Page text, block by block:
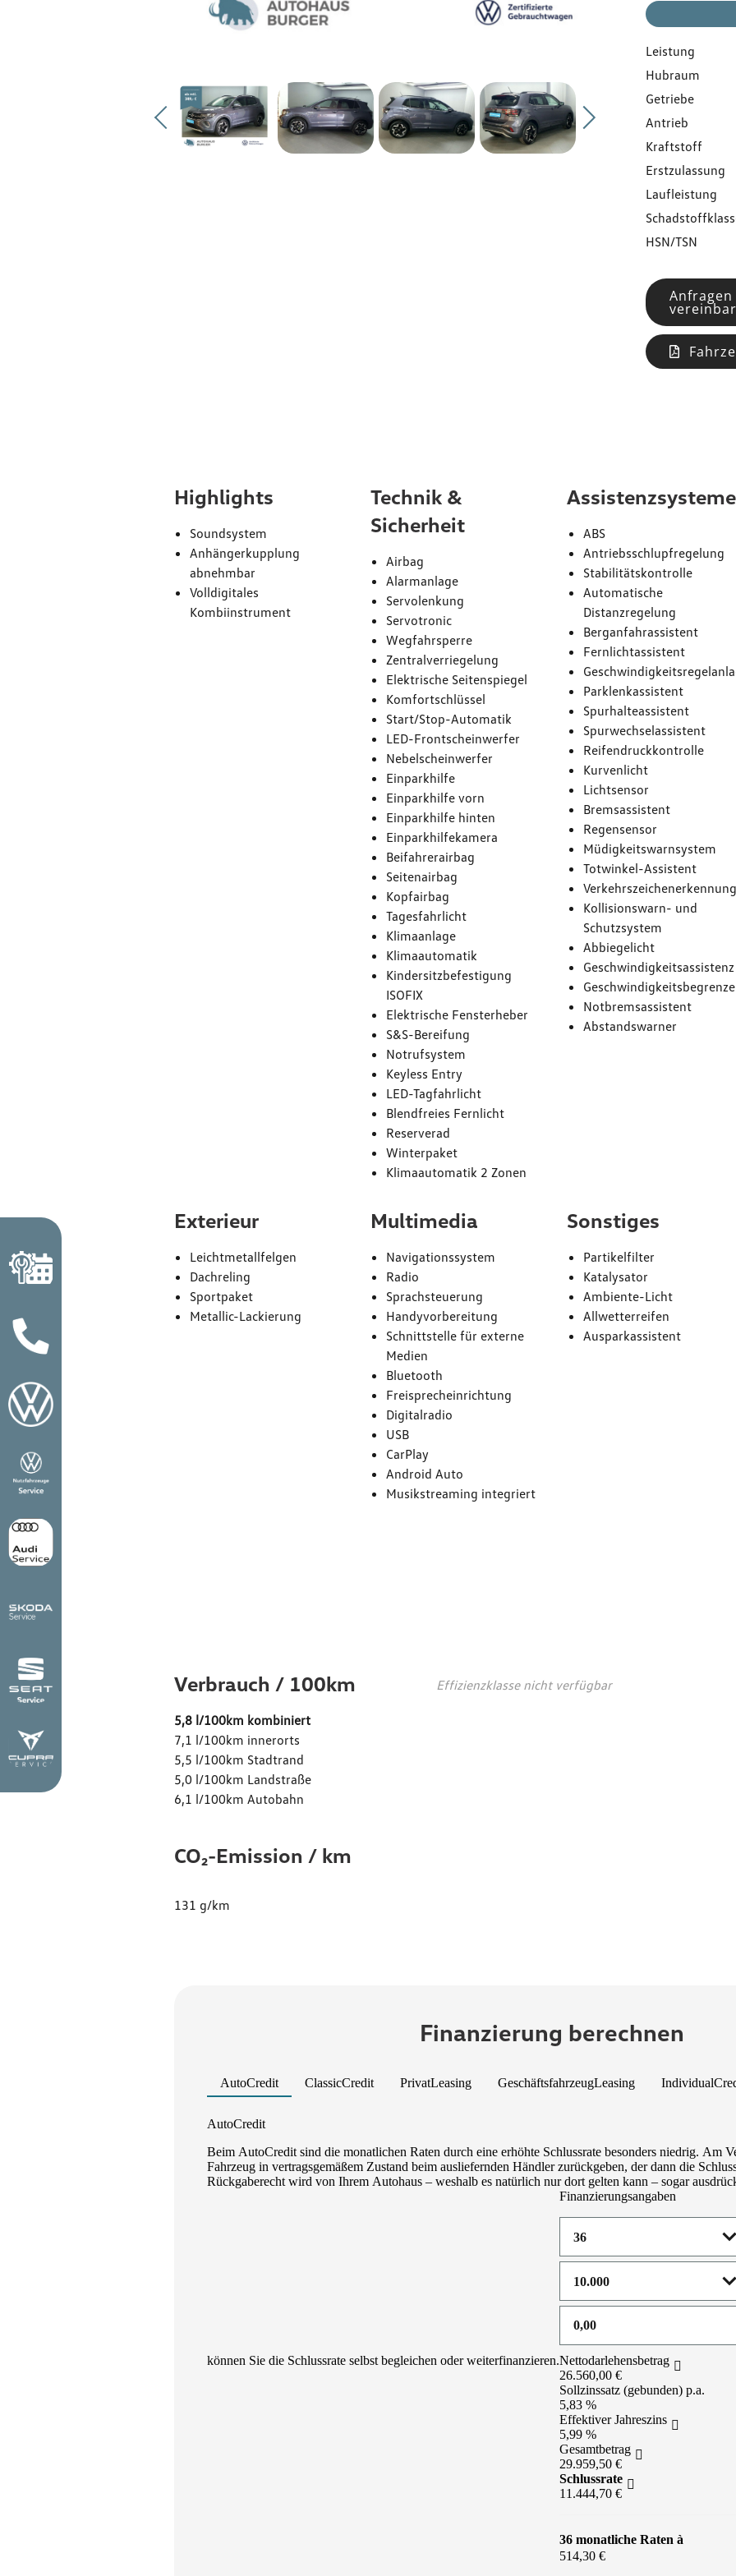
Über uns
Leistung
Hubraum
Getriebe
Antrieb
Kraftstoff
Erstzulassung
Laufleistung
HSN/TSN
Highlights
Soundsystem
Anhängerkupplung
abnehmbar
Volldigitales
Kombiinstrument
Technik &
Sicherheit
Airbag
Alarmanlage
Servolenkung
Servotronic
Wegfahrsperre
Zentralverriegelung
Elektrische Seitenspiegel
Komfortschlüssel
Start/Stop-Automatik
LED-Frontscheinwerfer
Nebelscheinwerfer
Einparkhilfe
Einparkhilfe vorn
Einparkhilfe hinten
Einparkhilfekamera
Beifahrerairbag
Seitenairbag
Kopfairbag
Tagesfahrlicht
Klimaanlage
Klimaautomatik
Kindersitzbefestigung
ISOFIX
Elektrische Fensterheber
S&S-Bereifung
Notrufsystem
Keyless Entry
LED-Tagfahrlicht
Blendfreies Fernlicht
Reserverad
Winterpaket
Klimaautomatik 2 Zonen
Assistenzsysteme
ABS
Antriebsschlupfregelung
Stabilitätskontrolle
Automatische
Distanzregelung
Berganfahrassistent
Fernlichtassistent
Parklenkassistent
Spurhalteassistent
Spurwechselassistent
Reifendruckkontrolle
Kurvenlicht
Lichtsensor
Bremsassistent
Regensensor
Müdigkeitswarnsystem
Totwinkel-Assistent
Verkehrszeichenerkennung
Kollisionswarn- und
Schutzsystem
Abbiegelicht
Geschwindigkeitsassistenz
Notbremsassistent
Abstandswarner
Exterieur
Leichtmetallfelgen
Dachreling
Sportpaket
Metallic-Lackierung
Multimedia
Navigationssystem
Radio
Sprachsteuerung
Handyvorbereitung
Schnittstelle für externe
Medien
Bluetooth
Freisprecheinrichtung
Digitalradio
USB
CarPlay
Android Auto
Musikstreaming integriert
Sonstiges
Partikelfilter
Katalysator
Ambiente-Licht
Allwetterreifen
Ausparkassistent
Verbrauch / 100km
5,8 l/100km kombiniert
7,1 l/100km innerorts
5,5 l/100km Stadtrand
5,0 l/100km Landstraße
6,1 l/100km Autobahn
CO₂-Emission / km
131 g/km
Effizienzklasse nicht verfügbar
Finanzierung berechnen
AutoCredit ClassicCredit PrivatLeasing GeschäftsfahrzeugLeasing
AutoCredit
Beim AutoCredit sind die monatlichen Raten durch eine erhöhte Schlussrate besonders niedrig. Am
Fahrzeug in vertragsgemäßem Zustand beim ausliefernden Händler zurückgeben, der dann die
Rückgaberecht wird von Ihrem Autohaus – weshalb es natürlich nur dort gelten kann – sogar
können Sie die Schlussrate selbst begleichen oder weiterfinanzieren.
Finanzierungsangaben
Nettodarlehensbetrag
26.560,00 €
Sollzinssatz (gebunden) p.a.
5,83 %
Effektiver Jahreszins
5,99 %
Gesamtbetrag
29.959,50 €
Schlussrate
11.444,70 €
36 monatliche Raten à
514,30 €